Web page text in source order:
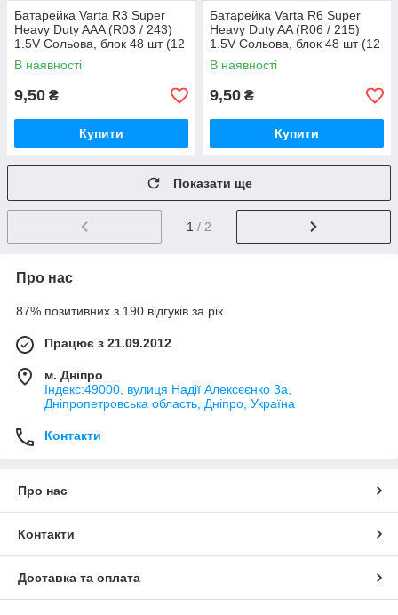
Батарейка Varta R3 Super
Heavy Duty AAA (R03 / 243)
1.5V Сольова, блок 48 шт (12
блістерів по 4 шт)
В наявності
9,50 ₴
Купити
Батарейка Varta R6 Super
Heavy Duty AA (R06 / 215)
1.5V Сольова, блок 48 шт (12
блістерів по 4 шт)
В наявності
9,50 ₴
Купити
Показати ще
1 / 2
Про нас
87% позитивних з 190 відгуків за рік
Працює з 21.09.2012
м. Дніпро
Індекс:49000, вулиця Надії Алексєєнко 3а,
Дніпропетровська область, Дніпро, Україна
Контакти
Про нас
Контакти
Доставка та оплата